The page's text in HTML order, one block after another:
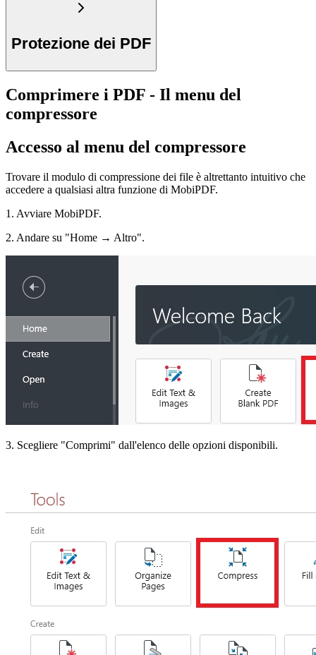
Protezione dei PDF
Comprimere i PDF - Il menu del
compressore
Accesso al menu del compressore
Trovare il modulo di compressione dei file è altrettanto intuitivo che
accedere a qualsiasi altra funzione di MobiPDF.
1. Avviare MobiPDF.
2. Andare su "Home → Altro".
3. Scegliere "Comprimi" dall'elenco delle opzioni disponibili.